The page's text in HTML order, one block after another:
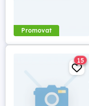
Promovat
15